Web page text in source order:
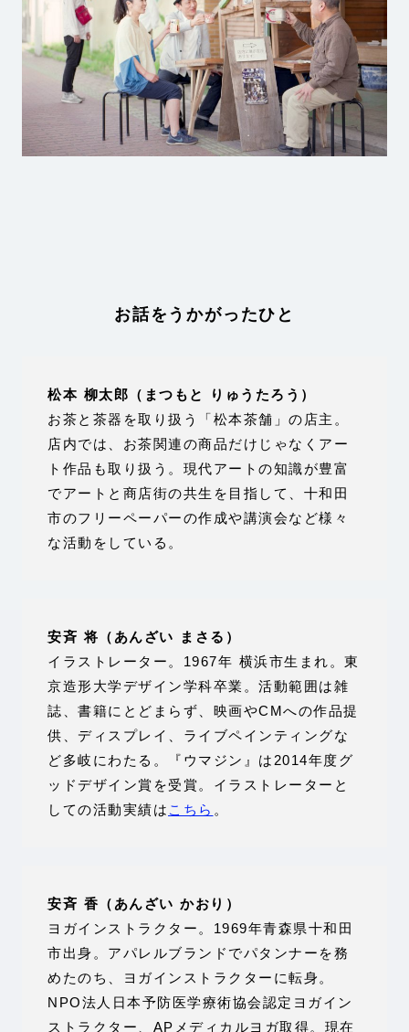
お話をうかがったひと
松本 柳太郎（まつもと りゅうたろう）
お茶と茶器を取り扱う「松本茶舗」の店主。
店内では、お茶関連の商品だけじゃなくアー
ト作品も取り扱う。現代アートの知識が豊富
でアートと商店街の共生を目指して、十和田
市のフリーペーパーの作成や講演会など様々
な活動をしている。
安斉 将（あんざい まさる）
イラストレーター。1967年 横浜市生まれ。東
京造形大学デザイン学科卒業。活動範囲は雑
誌、書籍にとどまらず、映画やCMへの作品提
供、ディスプレイ、ライブペインティングな
ど多岐にわたる。『ウマジン』は2014年度グ
ッドデザイン賞を受賞。イラストレーターと
しての活動実績は こちら 。
安斉 香（あんざい かおり）
ヨガインストラクター。1969年青森県十和田
市出身。アパレルブランドでパタンナーを務
めたのち、ヨガインストラクターに転身。
NPO法人日本予防医学療術協会認定ヨガイン
ストラクター、APメディカルヨガ取得。現在